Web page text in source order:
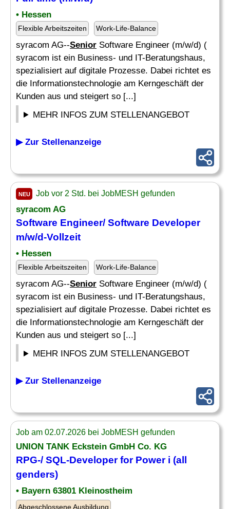
• Hessen
Flexible Arbeitszeiten Work-Life-Balance
syracom AG--Senior Software Engineer (m/w/d) (
syracom ist ein Business- und IT-Beratungshaus,
spezialisiert auf digitale Prozesse. Dabei richtet es
die Informationstechnologie am Kerngeschäft der
Kunden aus und steigert so [...]
MEHR INFOS ZUM STELLENANGEBOT
▶ Zur Stellenanzeige
NEU Job vor 2 Std. bei JobMESH gefunden
syracom AG
Software Engineer/ Software Developer
m/w/d-Vollzeit
• Hessen
Flexible Arbeitszeiten Work-Life-Balance
syracom AG--Senior Software Engineer (m/w/d) (
syracom ist ein Business- und IT-Beratungshaus,
spezialisiert auf digitale Prozesse. Dabei richtet es
die Informationstechnologie am Kerngeschäft der
Kunden aus und steigert so [...]
MEHR INFOS ZUM STELLENANGEBOT
▶ Zur Stellenanzeige
Job am 02.07.2026 bei JobMESH gefunden
UNION TANK Eckstein GmbH Co. KG
RPG-/ SQL-Developerfor Power i (all
genders)
• Bayern 63801 Kleinostheim
Abgeschlossene Ausbildung